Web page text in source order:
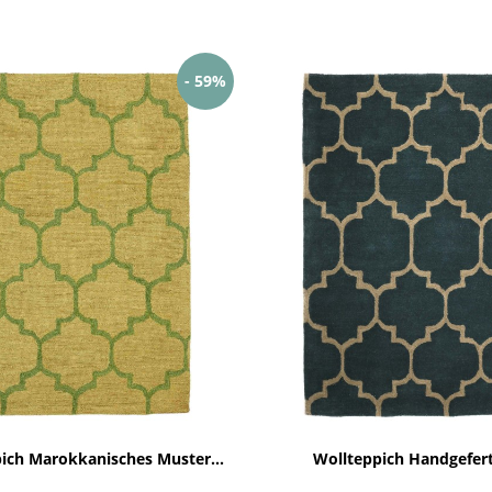
- 59%
Marokkanisches Muster... Wollteppich